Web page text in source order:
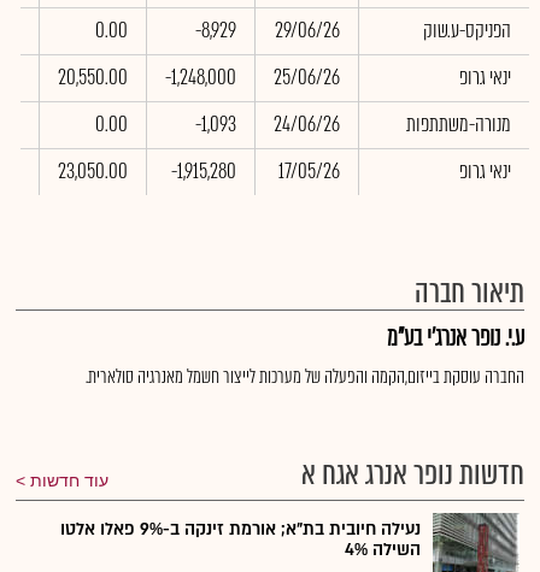
הפניקס-ע.שוק
29/06/26
-8,929
0.00
ינאי גרופ
25/06/26
-1,248,000
20,550.00
מנורה-משתתפות
24/06/26
-1,093
0.00
ינאי גרופ
17/05/26
-1,915,280
23,050.00
תיאור חברה
ע.י. נופר אנרג'י בע"מ
החברה עוסקת בייזום,הקמה והפעלה של מערכות לייצור חשמל מאנרגיה סולארית.
חדשות נופר אנרג אגח א עוד חדשות
נעילה חיובית בת"א; אורמת זינקה ב-9% פאלו אלטו
השילה 4%